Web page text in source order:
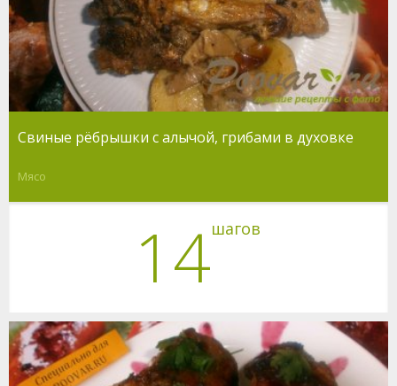
Свиные рёбрышки с алычой, грибами в духовке
Мясо
14шагов